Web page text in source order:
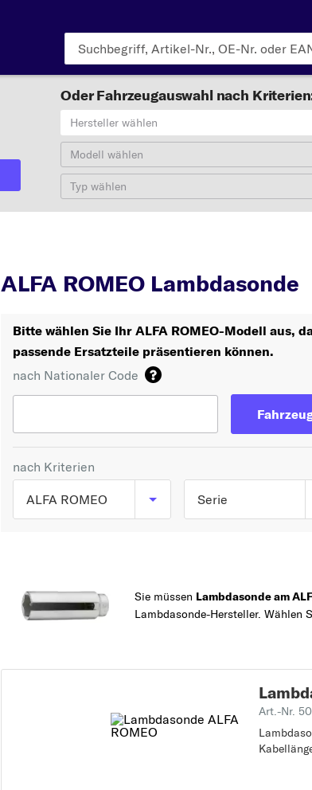
Oder Fahrzeugauswahl nach
Hersteller wählen
Modell wählen
Typ wählen
ALFA ROMEO Lambdasonde
Bitte wählen Sie Ihr ALFA ROMEO-Modell aus,
passende Ersatzteile präsentieren können.
nach Nationaler Code
nach Kriterien
ALFA ROMEO
MERCEDES-BENZ
Serie
GIULIETTA
Sie müssen Lambdasonde am
Lambdasonde-Hersteller. Wählen
Art.-Nr.